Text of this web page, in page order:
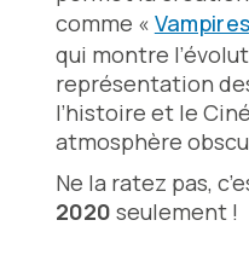
comme «
qui montre
représentation
l’histoire et le
atmosphère
Ne la ratez pas,
2020 seulement !